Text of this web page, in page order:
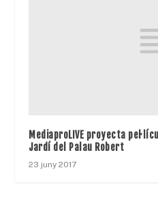
MediaproLIVE proyecta
Jardí del Palau Robert
23 juny 2017